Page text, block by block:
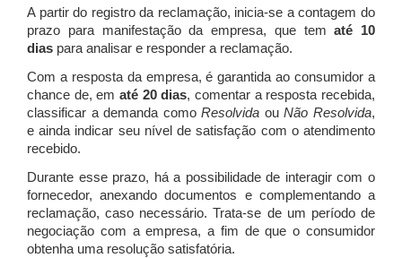
A partir do registro da reclamação, inicia-se a contagem do
prazo para manifestação da empresa, que tematé 10
dias para analisar e responder a reclamação.
Com a resposta da empresa, é garantida ao consumidor a
chance de, em até 20 dias, comentar a resposta recebida,
classificar a demanda comoResolvida ouNão Resolvida,
e ainda indicar seu nível de satisfação com o atendimento
recebido.
Durante esse prazo, há a possibilidade de interagir com o
fornecedor, anexando documentos e complementando a
reclamação, caso necessário.Trata-se de um período de
negociação com a empresa, a fim de que o consumidor
obtenha uma resolução satisfatória.